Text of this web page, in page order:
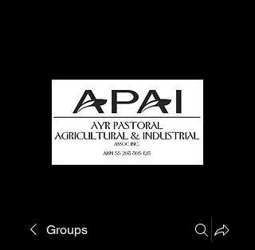
Groups